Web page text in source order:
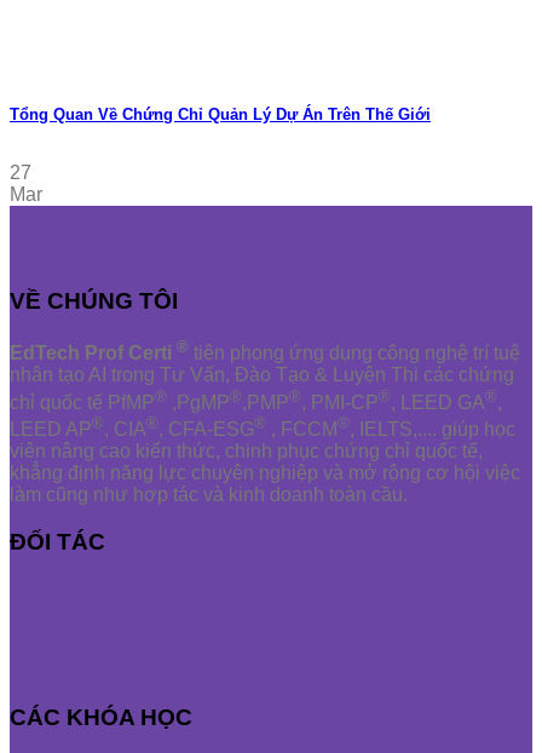
Tổng Quan Về Chứng Chỉ Quản Lý Dự Án Trên Thế Giới
27
Mar
VỀ CHÚNG TÔI
EdTech Prof Certi ® tiên phong ứng dụng công nghệ trí tuệ
nhân tạo AI trong Tư Vấn, Đào Tạo & Luyện Thi các chứng
chỉ quốc tế PfMP® ,PgMP®,PMP®, PMI-CP®, LEED GA®,
LEED AP®, CIA®, CFA-ESG® , FCCM®, IELTS,.... giúp học
viên nâng cao kiến thức, chinh phục chứng chỉ quốc tế,
khẳng định năng lực chuyên nghiệp và mở rộng cơ hội việc
làm cũng như hợp tác và kinh doanh toàn cầu.
ĐỐI TÁC
CÁC KHÓA HỌC